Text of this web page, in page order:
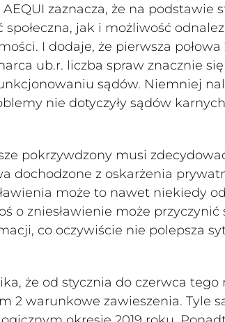
zaznacza, że na podstawie
jak i możliwość
I dodaje, że pierwsza połowa
ub.r. liczba spraw znacznie się
sądów. Niemniej
nie dotyczyły sądów
pokrzywdzony musi
dochodzone z oskarżenia
może to nawet niekiedy
o zniesławienie może przyczynić
co oczywiście nie polepsza
że od stycznia do czerwca tego
2 warunkowe zawieszenia. Tyle